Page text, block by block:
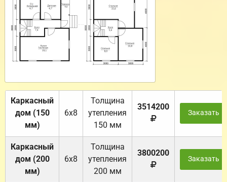
Каркасный
дом (150
мм)
6х8
Толщина
утепления
150 мм
3514200
Заказать
Каркасный
дом (200
мм)
6х8
Толщина
утепления
200 мм
3800200
Заказать